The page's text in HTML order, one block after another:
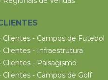
Clientes - Campos de Futebol
Clientes - Infraestrutura
Clientes - Paisagismo
Clientes - Campos de Golf